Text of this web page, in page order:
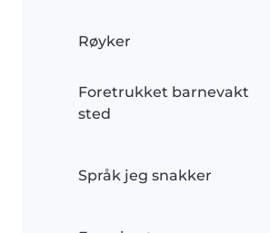
Røyker
Foretrukket barnevakt
sted
Språk jeg snakker